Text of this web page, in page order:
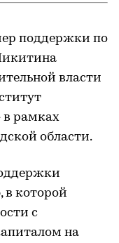
поддержки по
власти
в рамках
области.
в которой
с
на